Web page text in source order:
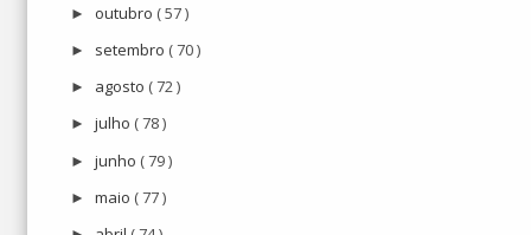
► outubro ( 57 )
► setembro ( 70 )
► agosto ( 72 )
► julho ( 78 )
► junho ( 79 )
► maio ( 77 )